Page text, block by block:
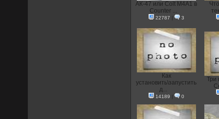
АК-47 или Colt M4A1 в
Counter ...
22787 | 3
Как
установить\запустить
д...
14189 | 0
Три